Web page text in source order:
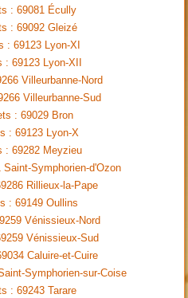
: 69081 Écully
: 69092 Gleizé
: 69123 Lyon-XI
: 69123 Lyon-XII
Villeurbanne-Nord
Villeurbanne-Sud
: 69029 Bron
: 69123 Lyon-X
: 69282 Meyzieu
Symphorien-d'Ozon
Rillieux-la-Pape
: 69149 Oullins
Vénissieux-Nord
Vénissieux-Sud
Caluire-et-Cuire
Symphorien-sur-Coise
: 69243 Tarare